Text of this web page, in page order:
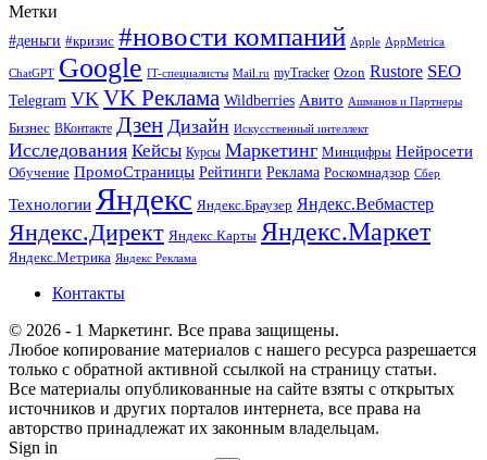
Метки
#деньги #кризис #новости компаний Apple AppMetrica
ChatGPT Google IT-специалисты Mail.ru myTracker Ozon Rustore SEO
Telegram VK VK Реклама Wildberries Авито Ашманов и Партнеры
Бизнес ВКонтакте Дзен Дизайн Искусственный интеллект
Исследования Кейсы Курсы Маркетинг Минцифры Нейросети
Обучение ПромоСтраницы Рейтинги Реклама Роскомнадзор Сбер
Технологии Яндекс Яндекс.Браузер Яндекс.Вебмастер
Яндекс.Директ Яндекс.Карты Яндекс.Маркет
Яндекс.Метрика Яндекс Реклама
Контакты
© 2026 - 1 Маркетинг. Все права защищены.
Любое копирование материалов с нашего ресурса разрешается
только с обратной активной ссылкой на страницу статьи.
Все материалы опубликованные на сайте взяты с открытых
источников и других порталов интернета, все права на
авторство принадлежат их законным владельцам.
Sign in